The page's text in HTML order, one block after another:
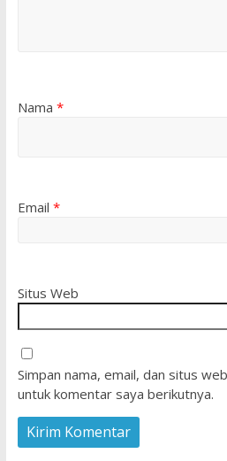
Nama *
Email *
Situs Web
Simpan nama, email, dan situs
untuk komentar saya berikutnya.